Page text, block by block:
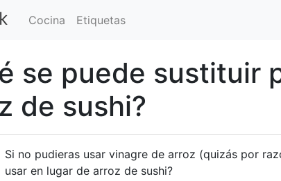
Cocina Etiquetas
se puede sustituir
de sushi?
Si no pudieras usar vinagre de arroz (quizás por
usar en lugar de arroz de sushi?